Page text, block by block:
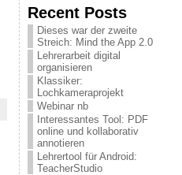
Recent Posts
Dieses war der zweite
Streich: Mind the App 2.0
Lehrerarbeit digital
organisieren
Klassiker:
Lochkameraprojekt
Webinar nb
Interessantes Tool: PDF
online und kollaborativ
annotieren
Lehrertool für Android:
TeacherStudio